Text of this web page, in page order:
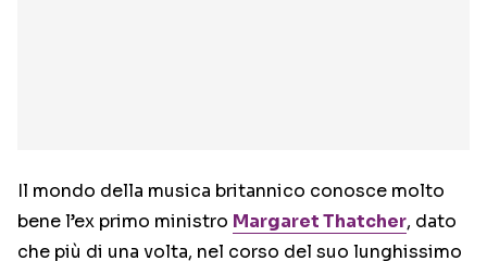
Il mondo della musica britannico conosce molto
bene l’ex primo ministro Margaret Thatcher, dato
che più di una volta, nel corso del suo lunghissimo